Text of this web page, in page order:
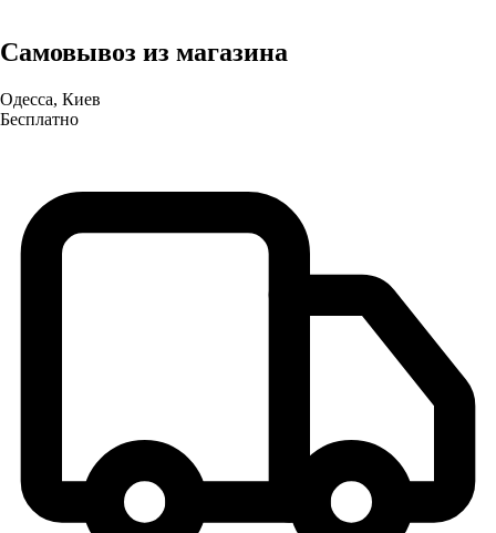
Самовывоз из магазина
Одесса, Киев
Бесплатно